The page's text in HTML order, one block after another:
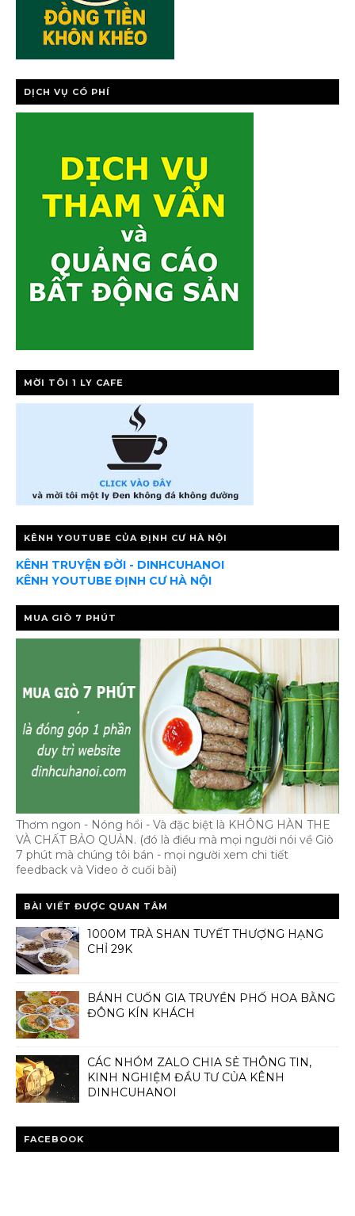
DỊCH VỤ CÓ PHÍ
MỜI TÔI 1 LY CAFE
KÊNH YOUTUBE CỦA ĐỊNH CƯ HÀ NỘI
KÊNH TRUYỆN ĐỜI - DINHCUHANOI
KÊNH YOUTUBE ĐỊNH CƯ HÀ NỘI
MUA GIÒ 7 PHÚT
Thơm ngon - Nóng hổi - Và đặc biệt là KHÔNG HÀN THE
VÀ CHẤT BẢO QUẢN. (đó là điều mà mọi người nói về Giò
7 phút mà chúng tôi bán - mọi người xem chi tiết
feedback và Video ở cuối bài)
BÀI VIẾT ĐƯỢC QUAN TÂM
1000M TRÀ SHAN TUYẾT THƯỢNG HẠNG
CHỈ 29K
BÁNH CUỐN GIA TRUYỀN PHỐ HOA BẰNG
ĐÔNG KÍN KHÁCH
CÁC NHÓM ZALO CHIA SẺ THÔNG TIN,
KINH NGHIỆM ĐẦU TƯ CỦA KÊNH
DINHCUHANOI
FACEBOOK